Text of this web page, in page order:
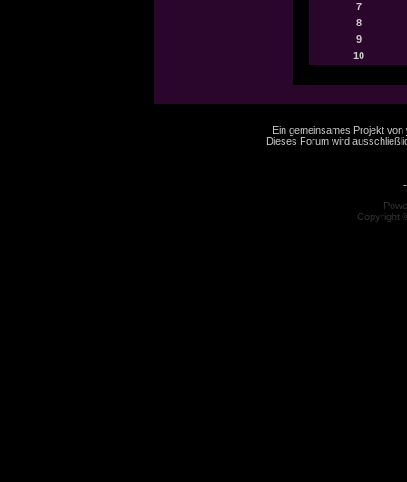
7
8
9
10
Ein gemeinsames Projekt von
Dieses Forum wird
Copyright